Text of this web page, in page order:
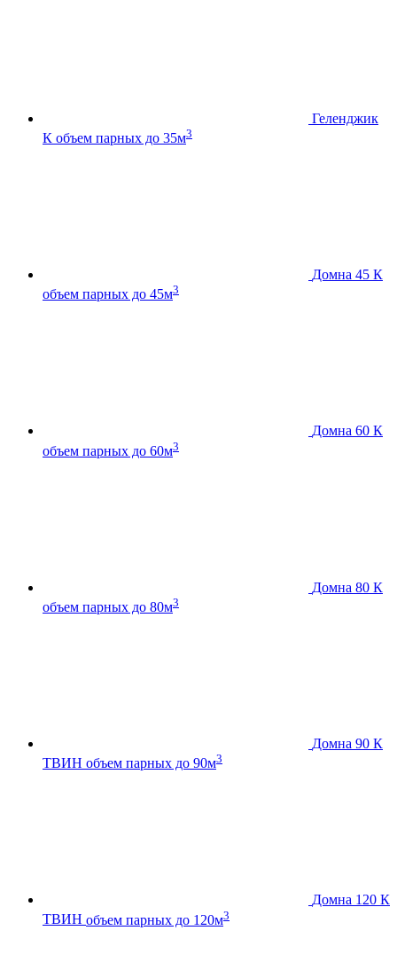
Геленджик
К объем парных до 35м3
Домна 45 К
объем парных до 45м3
Домна 60 К
объем парных до 60м3
Домна 80 К
объем парных до 80м3
Домна 90 К
ТВИН объем парных до 90м3
Домна 120 К
ТВИН объем парных до 120м3